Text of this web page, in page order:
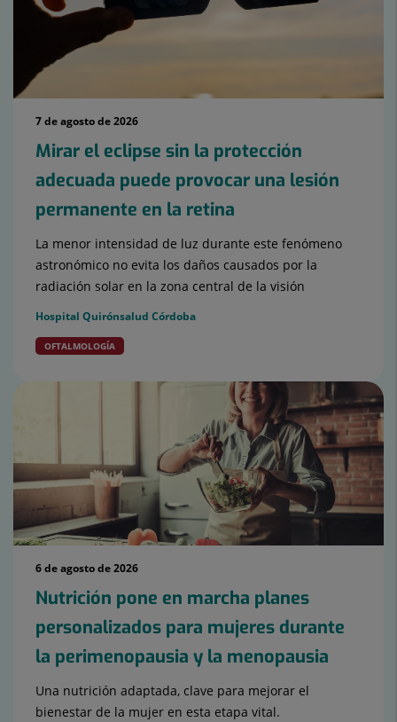
7 de agosto de 2026
Mirar el eclipse sin la protección
adecuada puede provocar una lesión
permanente en la retina
La menor intensidad de luz durante este fenómeno
astronómico no evita los daños causados por la
radiación solar en la zona central de la visión
Hospital Quirónsalud Córdoba
OFTALMOLOGÍA
6 de agosto de 2026
Nutrición pone en marcha planes
personalizados para mujeres durante
la perimenopausia y la menopausia
Una nutrición adaptada, clave para mejorar el
bienestar de la mujer en esta etapa vital.